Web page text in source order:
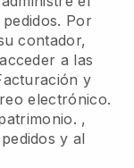
Por
contador,
a las
y
electrónico.
,
y al